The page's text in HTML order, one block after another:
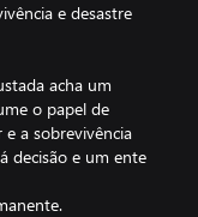
e desastre
acha um
o papel de
a sobrevivência
decisão e um ente